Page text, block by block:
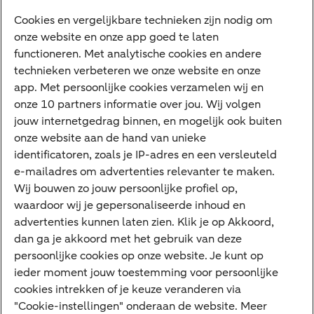
Diensten
VraagHugo
Corporate Finance
Tikkie zakelijk
Cyber Veilig & Zeker
Private Banking
Interessant
Sectoren & trends
Ondernemersverhalen
Valutacentrum
Alles over PSD2
Business Community
Cookies en vergelijkbare technieken zijn nodig om
onze website en onze app goed te laten
functioneren. Met analytische cookies en andere
technieken verbeteren we onze website en onze
app. Met persoonlijke cookies verzamelen wij en
onze 10 partners informatie over jou. Wij volgen
jouw internetgedrag binnen, en mogelijk ook buiten
onze website aan de hand van unieke
identificatoren, zoals je IP-adres en een versleuteld
e-mailadres om advertenties relevanter te maken.
Wij bouwen zo jouw persoonlijke profiel op,
waardoor wij je gepersonaliseerde inhoud en
advertenties kunnen laten zien. Klik je op Akkoord,
dan ga je akkoord met het gebruik van deze
persoonlijke cookies op onze website. Je kunt op
ieder moment jouw toestemming voor persoonlijke
cookies intrekken of je keuze veranderen via
"Cookie-instellingen" onderaan de website. Meer